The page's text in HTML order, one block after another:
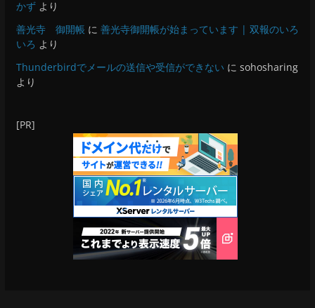
かずより
善光寺 御開帳 に 善光寺御開帳が始まっています | 双報のいろ
いろ より
Thunderbirdでメールの送信や受信ができない に sohosharing
より
[PR]